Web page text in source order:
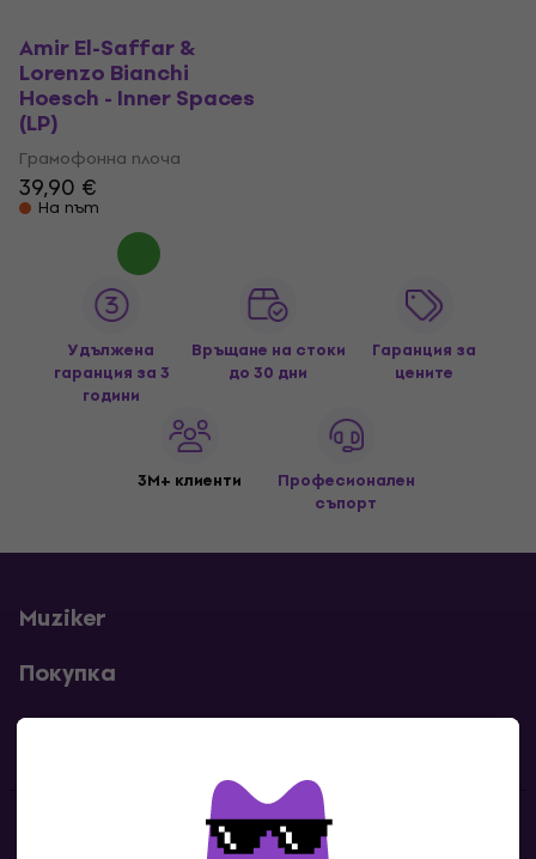
Amir El-Saffar &
Lorenzo Bianchi
Hoesch - Inner Spaces
(LP)
Грамофонна плоча
39,90 €
На път
Удължена
гаранция за 3
години
Връщане на стоки
до 30 дни
Гаранция за
цените
3M+ клиенти
Професионален
съпорт
Muziker
Покупка
Полезни линкове
Контакти